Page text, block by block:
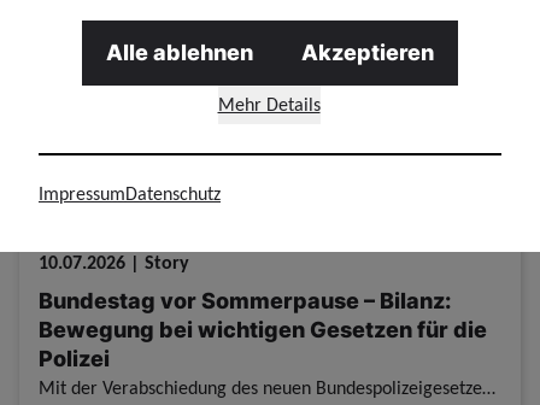
Generation digital radikalisierter
Gewalttäter
10.07.2026 | Story
Bundestag vor Sommerpause – Bilanz:
Bewegung bei wichtigen Gesetzen für die
Polizei
Mit der Verabschiedung des neuen Bundespolizeigesetzes im Bundestag sei ein zentraler Meilenstein erreicht worden. Nach mehr als drei Jahrzehnten werde die Bundespolizei mit zeitgemäßen Befugnissen au
Mehr Details
Alle ablehnen Akzeptieren
ImpressumDatenschutz